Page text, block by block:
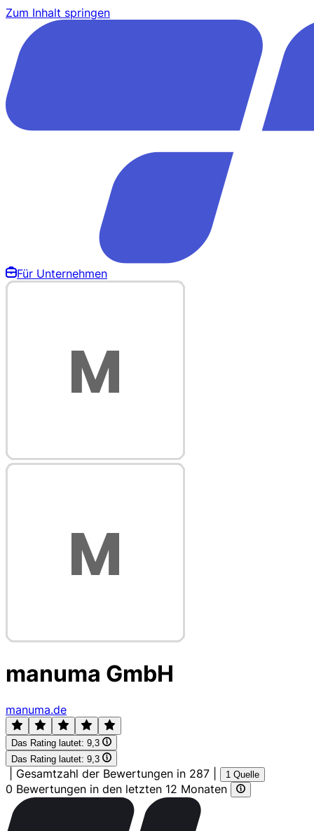
Zum Inhalt springen
Für Unternehmen
manuma GmbH
manuma.de
Das Rating lautet: 9,3
Das Rating lautet: 9,3
Gesamtzahl der Bewertungen in 287 1 Quelle
0 Bewertungen in den letzten 12 Monaten